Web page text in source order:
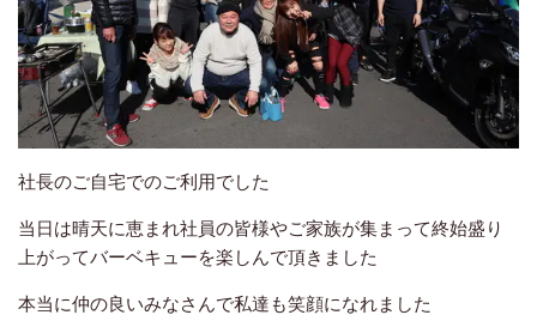
社長のご自宅でのご利用でした
当日は晴天に恵まれ社員の皆様やご家族が集まって終始盛り
上がってバーベキューを楽しんで頂きました
本当に仲の良いみなさんで私達も笑顔になれました